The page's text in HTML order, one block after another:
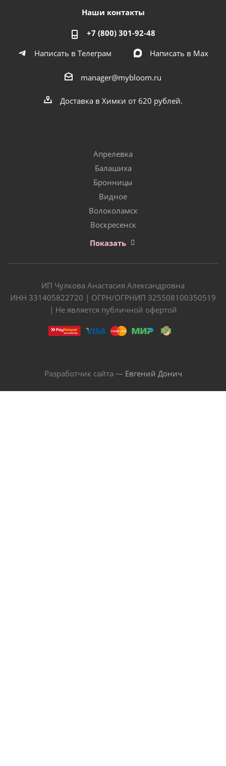
Наши контакты
+7 (800) 301-92-48
Написать в Телеграм
Написать в Мах
manager@mybloom.ru
Доставка в Химки от 620 рублей.
Апрелевка
Балашиха
Бронницы
Видное
Волоколамск
Воскресенск
Показать
ИП Чулкова Анастасия Александровна
ИНН 331405822720 | ОГРН/ОГРНИП 325508100350519
| Не является публичной офертой
Разработчик сайта — Евгений Донич